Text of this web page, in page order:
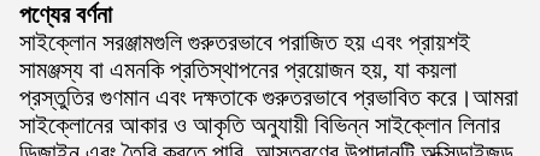
পণ্যের বর্ণনা
সাইক্লোন সরঞ্জামগুলি গুরুতরভাবে পরাজিত হয় এবং প্রায়শই
সামঞ্জস্য বা এমনকি প্রতিস্থাপনের প্রয়োজন হয়, যা কয়লা
প্রস্তুতির গুণমান এবং দক্ষতাকে গুরুতরভাবে প্রভাবিত করে।আমরা
সাইক্লোনের আকার ও আকৃতি অনুযায়ী বিভিন্ন সাইক্লোন লিনার